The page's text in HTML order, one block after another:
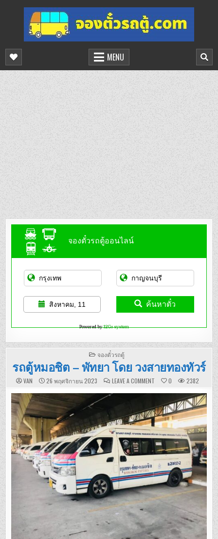
content
จองตั๋วรถตู้ออนไลน์
บริการจองตั๋วรถตู้ออนไลน์
MENU
จองตั๋วรถตู้ออนไลน์
สิงหาคม, 11 ค้นหาตั๋ว
Powered by12Go system
POSTED
IN
จองตั๋วรถตู้
รถตู้หมอชิต – พัทยา โดย วงสายทองทัวร์
VAN 26 พฤศจิกายน 2023 LEAVE A COMMENT
ตู้
พัทยา
โดย
วง
สาย
ทอง
ทัวร์
0 2382